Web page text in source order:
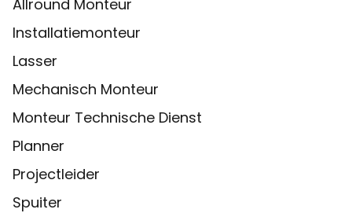
Allround Monteur
Installatiemonteur
Lasser
Mechanisch Monteur
Monteur Technische Dienst
Planner
Projectleider
Spuiter